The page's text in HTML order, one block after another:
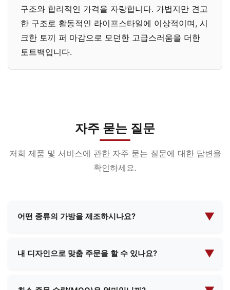
구조와 합리적인 가격을 자랑합니다. 가볍지만 견고
한 구조로 활동적인 라이프스타일에 이상적이며, 시
크한 토끼 퍼 마감으로 모던한 고급스러움을 더한
토트백입니다.
자주 묻는 질문
저희 제품 및 서비스에 관한 자주 묻는 질문에 대한 답변을
확인하세요.
어떤 종류의 가방을 제조하시나요? ▼
성 가방, 학교 가방, 쇼핑백 등 다양한 종류의 가방 제
내 디자인으로 맞춤 주문을 할 수 있나요? ▼